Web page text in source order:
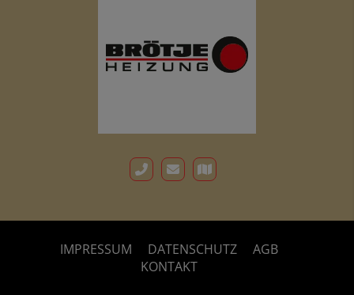
IMPRESSUM DATENSCHUTZ
AGB
KONTAKT